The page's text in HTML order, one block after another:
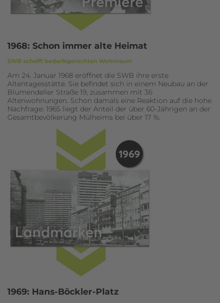
1968: Schon immer alte Heimat
SWB schafft bedarfsgerechten Wohnraum
Am 24. Januar 1968 eröffnet die SWB ihre erste
Altentagesstätte. Sie befindet sich in einem Neubau an der
Blumendeller Straße 19, zusammen mit 36
Altenwohnungen. Schon damals eine Reaktion auf die hohe
Nachfrage: 1965 liegt der Anteil der über 60-Jährigen an der
Gesamtbevölkerung Mülheims bei über 17 %.
1969: Hans-Böckler-Platz